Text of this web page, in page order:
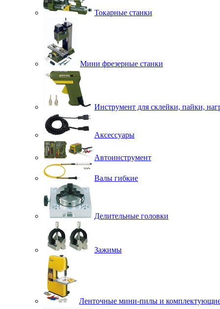
Токарные станки
Мини фрезерные станки
Инструмент для склейки, пайки,
Аксессуары
Автоинструмент
Валы гибкие
Делительные головки
Зажимы
Ленточные мини-пилы и